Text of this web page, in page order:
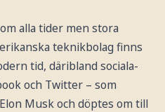
alla tider men stora
teknikbolag finns
tid, däribland sociala-
och Twitter – som
Musk och döptes om till